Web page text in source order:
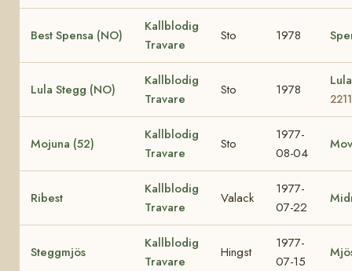
Best Spensa (NO)
Kallblodig
Travare
Sto 1978
Lula Stegg (NO)
Kallblodig
Travare
Sto 1978
Mojuna (52)
Kallblodig
Travare
Sto
1977-
08-04
Ribest
Kallblodig
Travare
Valack
1977-
07-22
Steggmjös
Kallblodig
Travare
Hingst
1977-
07-15